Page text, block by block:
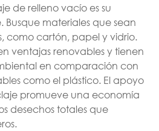
de relleno vacío es su
materiales que sean
como cartón, papel y vidrio.
ventajas renovables y tienen
en comparación con
como el plástico. El apoyo
promueve una economía
desechos totales que